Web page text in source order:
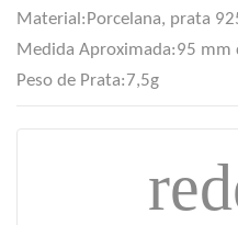
Material: Porcelana, prata
Medida Aproximada:95 mm
Peso de Prata:7,5g